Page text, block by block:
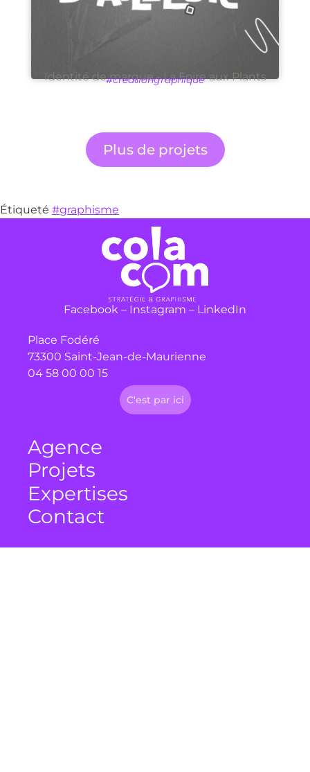
Identité de marque - La Foire aux Plants
#créationgraphique
Plus de projets
Étiqueté #graphisme
C'est par ici
Facebook – Instagram – LinkedIn
Place Fodéré
73300 Saint-Jean-de-Maurienne
04 58 00 00 15
Agence
Projets
Expertises
Contact